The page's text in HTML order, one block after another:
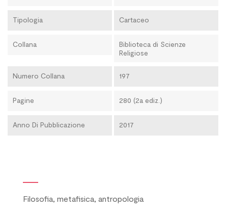
Tipologia Cartaceo
Collana
Biblioteca di Scienze
Religiose
Numero Collana 197
Pagine 280 (2a ediz.)
Anno Di Pubblicazione 2017
Filosofia, metafisica, antropologia